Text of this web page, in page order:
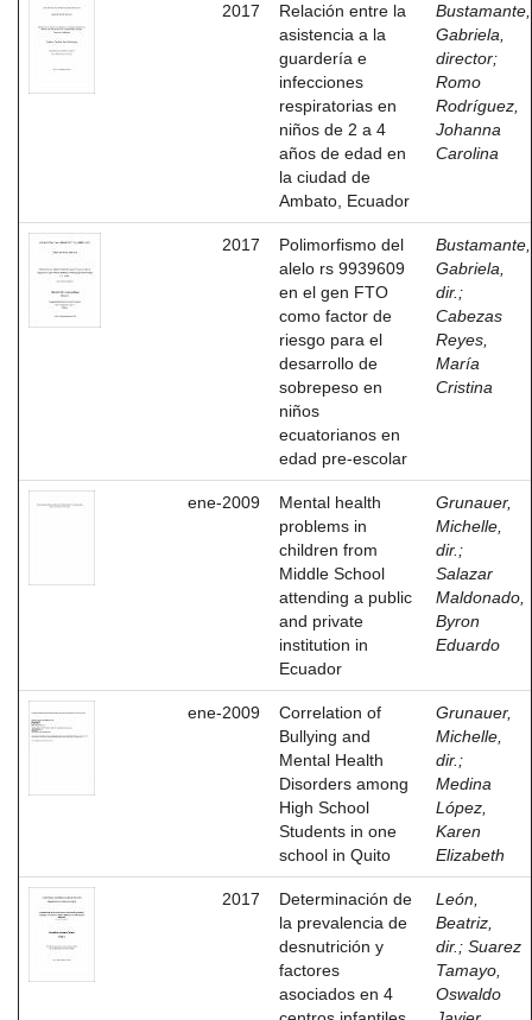
2017
Relación entre la
asistencia a la
guardería e
infecciones
respiratorias en
niños de 2 a 4
años de edad en
la ciudad de
Ambato, Ecuador
Bustamante,
Gabriela,
director;
Romo
Rodríguez,
Johanna
Carolina
2017
Polimorfismo del
alelo rs 9939609
en el gen FTO
como factor de
riesgo para el
desarrollo de
sobrepeso en
niños
ecuatorianos en
edad pre-escolar
Bustamante,
Gabriela,
dir. ;
Cabezas
Reyes,
María
Cristina
ene-2009
Mental health
problems in
children from
Middle School
attending a public
and private
institution in
Ecuador
Grunauer,
Michelle,
dir. ;
Salazar
Maldonado,
Byron
Eduardo
ene-2009
Correlation of
Bullying and
Mental Health
Disorders among
High School
Students in one
school in Quito
Grunauer,
Michelle,
dir. ;
Medina
López,
Karen
Elizabeth
2017
Determinación de
la prevalencia de
desnutrición y
factores
asociados en 4
León,
Beatriz,
dir. ; Suarez
Tamayo,
Oswaldo